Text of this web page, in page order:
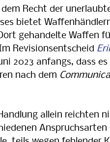
dem Recht der
bietet
gehandelte Waffen
Revisionsentscheid
2023 anfangs, dass es
nach dem
allein reichten
Anspruchsarten